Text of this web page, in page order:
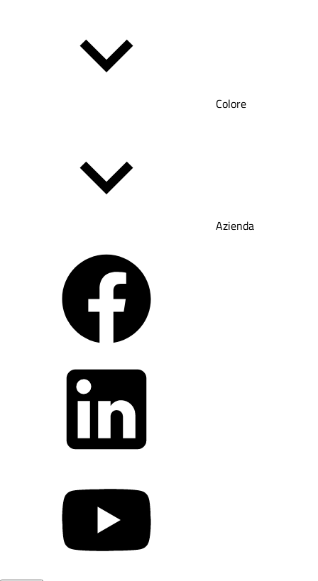
Colore
Azienda